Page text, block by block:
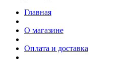
Главная
О магазине
Оплата и доставка